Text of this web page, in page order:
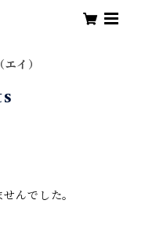
イ）
んでした。